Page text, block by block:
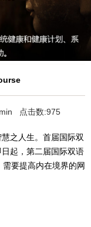
点击数:975
之人生。首届国际双
起，第二届国际双语
要提高内在境界的网